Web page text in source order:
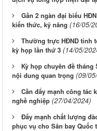
Gần 2 ngàn đại biểu
kiến thức, kỹ năng (16/05/
Thường trực HĐND tỉnh
kỳ họp lần thứ 3 (14/05/
Kỳ họp chuyên đề tháng
nội dung quan trọng (09/
Cần đẩy mạnh công tác
nghề nghiệp (27/04/2024)
Đẩy mạnh chất lượng
phục vụ cho Sân bay Quốc